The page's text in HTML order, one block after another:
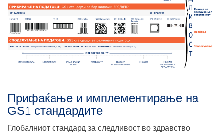
Прифаќање и имплементирање на
GS1 стандардите
Глобалниот стандард за следливост во здравство